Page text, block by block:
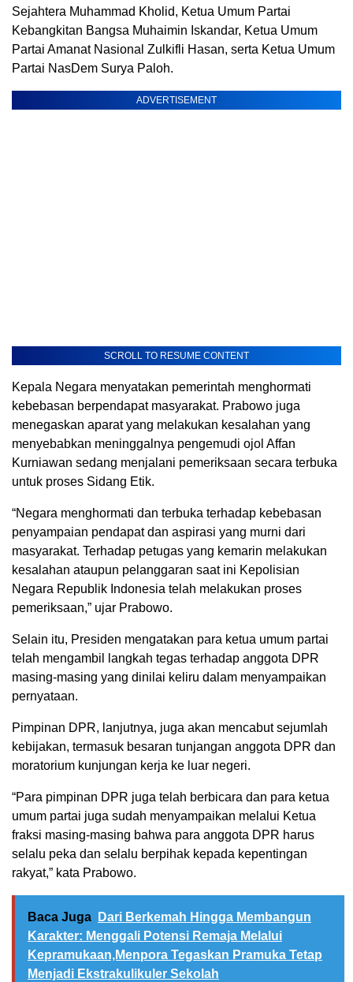
Sejahtera Muhammad Kholid, Ketua Umum Partai
Kebangkitan Bangsa Muhaimin Iskandar, Ketua Umum
Partai Amanat Nasional Zulkifli Hasan, serta Ketua Umum
Partai NasDem Surya Paloh.
ADVERTISEMENT
SCROLL TO RESUME CONTENT
Kepala Negara menyatakan pemerintah menghormati
kebebasan berpendapat masyarakat. Prabowo juga
menegaskan aparat yang melakukan kesalahan yang
menyebabkan meninggalnya pengemudi ojol Affan
Kurniawan sedang menjalani pemeriksaan secara terbuka
untuk proses Sidang Etik.
“Negara menghormati dan terbuka terhadap kebebasan
penyampaian pendapat dan aspirasi yang murni dari
masyarakat. Terhadap petugas yang kemarin melakukan
kesalahan ataupun pelanggaran saat ini Kepolisian
Negara Republik Indonesia telah melakukan proses
pemeriksaan,” ujar Prabowo.
Selain itu, Presiden mengatakan para ketua umum partai
telah mengambil langkah tegas terhadap anggota DPR
masing-masing yang dinilai keliru dalam menyampaikan
pernyataan.
Pimpinan DPR, lanjutnya, juga akan mencabut sejumlah
kebijakan, termasuk besaran tunjangan anggota DPR dan
moratorium kunjungan kerja ke luar negeri.
“Para pimpinan DPR juga telah berbicara dan para ketua
umum partai juga sudah menyampaikan melalui Ketua
fraksi masing-masing bahwa para anggota DPR harus
selalu peka dan selalu berpihak kepada kepentingan
rakyat,” kata Prabowo.
Baca Juga
Dari Berkemah Hingga Membangun
Karakter: Menggali Potensi Remaja Melalui
Kepramukaan,Menpora Tegaskan Pramuka Tetap
Menjadi Ekstrakulikuler Sekolah